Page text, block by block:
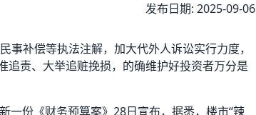
发布日期: 2025-09-06
补偿等执法注解，加大代外人诉讼实行力度，
追责、大举追赃挽损，的确维护好投资者万分是
份《财务预算案》28日宣布，据悉，楼市“辣